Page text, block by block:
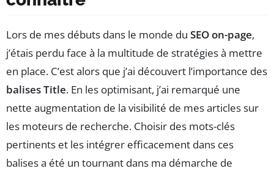
Lors de mes débuts dans le monde du SEO on-page,
j’étais perdu face à la multitude de stratégies à mettre
en place. C’est alors que j’ai découvert l’importance des
balises Title. En les optimisant, j’ai remarqué une
nette augmentation de la visibilité de mes articles sur
les moteurs de recherche. Choisir des mots-clés
pertinents et les intégrer efficacement dans ces
balises a été un tournant dans ma démarche de